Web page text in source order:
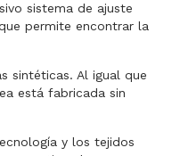
sistema de ajuste
permite encontrar la
sintéticas. Al igual que
está fabricada sin
y los tejidos